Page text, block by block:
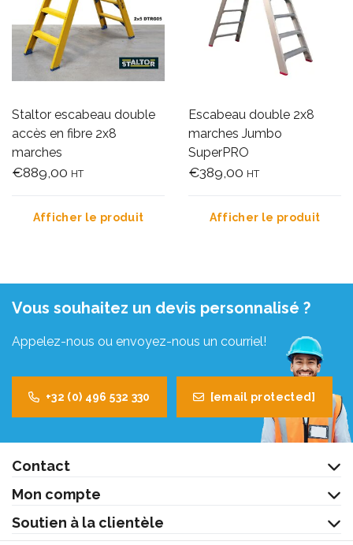
Staltor escabeau double
accès en fibre 2x8
marches
€889,00 HT
Afficher le produit
Escabeau double 2x8
marches Jumbo
SuperPRO
€389,00 HT
Afficher le produit
Vous souhaitez un devis personnalisé ?
Appelez-nous ou envoyez-nous un courriel!
+32 (0) 496 532 330 [email protected]
Contact
Mon compte
Soutien à la clientèle